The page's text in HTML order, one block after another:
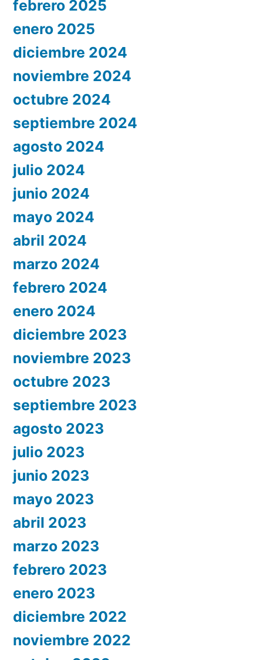
febrero 2025
enero 2025
diciembre 2024
noviembre 2024
octubre 2024
septiembre 2024
agosto 2024
julio 2024
junio 2024
mayo 2024
abril 2024
marzo 2024
febrero 2024
enero 2024
diciembre 2023
noviembre 2023
octubre 2023
septiembre 2023
agosto 2023
julio 2023
junio 2023
mayo 2023
abril 2023
marzo 2023
febrero 2023
enero 2023
diciembre 2022
noviembre 2022